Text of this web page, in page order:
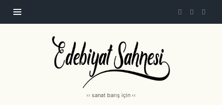
Edebiyat
Sahnesi
|
edebiyatsahnesi.com
›› sanat barış için ‹‹